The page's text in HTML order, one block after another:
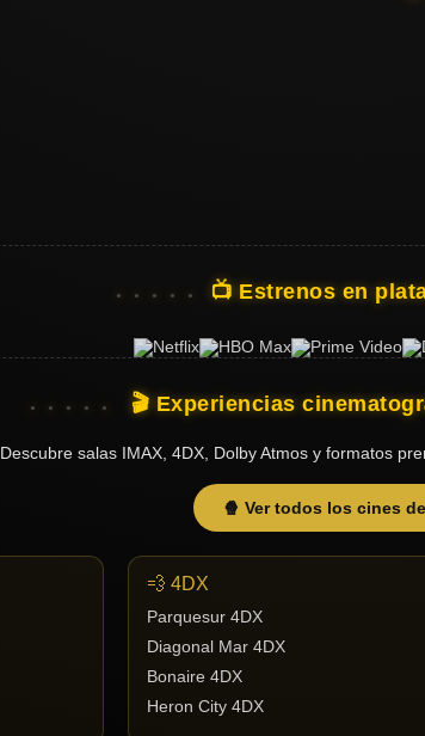
📺 Estrenos en
🎬 Experiencias
Descubre salas IMAX, 4DX, Dolby Atmos y formatos
🍿 Ver todos los cines
💨 4DX
Parquesur 4DX
Diagonal Mar 4DX
Bonaire 4DX
Heron City 4DX